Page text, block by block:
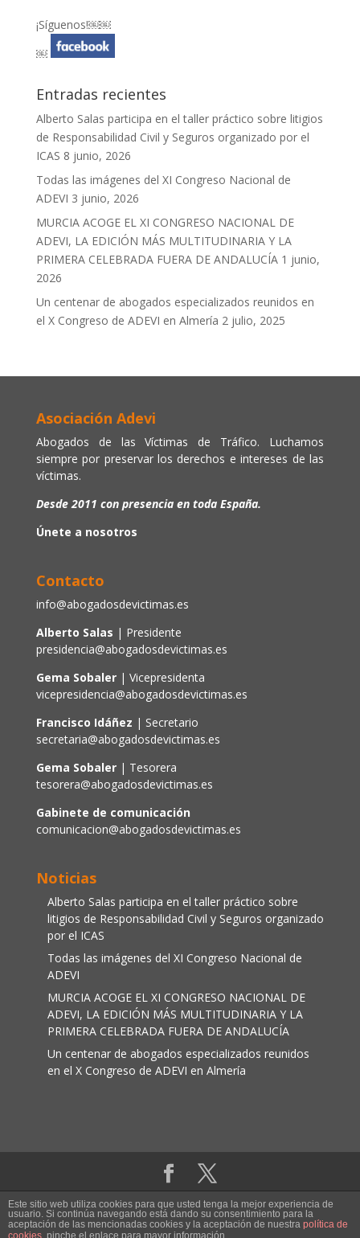
¡Síguenos!￼￼
￼
Entradas recientes
Alberto Salas participa en el taller práctico sobre litigios
de Responsabilidad Civil y Seguros organizado por el
ICAS 8 junio, 2026
Todas las imágenes del XI Congreso Nacional de
ADEVI 3 junio, 2026
MURCIA ACOGE EL XI CONGRESO NACIONAL DE
ADEVI, LA EDICIÓN MÁS MULTITUDINARIA Y LA
PRIMERA CELEBRADA FUERA DE ANDALUCÍA 1 junio,
2026
Un centenar de abogados especializados reunidos en
el X Congreso de ADEVI en Almería 2 julio, 2025
Asociación Adevi
Abogados de las Víctimas de Tráfico. Luchamos
siempre por preservar los derechos e intereses de las
víctimas.
Desde 2011 con presencia en toda España.
Únete a nosotros
Contacto
info@abogadosdevictimas.es
Alberto Salas | Presidente
presidencia@abogadosdevictimas.es
Gema Sobaler | Vicepresidenta
vicepresidencia@abogadosdevictimas.es
Francisco Idáñez | Secretario
secretaria@abogadosdevictimas.es
Gema Sobaler| Tesorera
tesorera@abogadosdevictimas.es
Gabinete de comunicación
comunicacion@abogadosdevictimas.es
Noticias
Alberto Salas participa en el taller práctico sobre
litigios de Responsabilidad Civil y Seguros organizado
por el ICAS
Todas las imágenes del XI Congreso Nacional de
ADEVI
MURCIA ACOGE EL XI CONGRESO NACIONAL DE
ADEVI, LA EDICIÓN MÁS MULTITUDINARIA Y LA
PRIMERA CELEBRADA FUERA DE ANDALUCÍA
Un centenar de abogados especializados reunidos
en el X Congreso de ADEVI en Almería
Aviso legal|Política de cookies
Este sitio web utiliza cookies para que usted tenga la mejor experiencia de
usuario. Si continúa navegando está dando su consentimiento para la
aceptación de las mencionadas cookies y la aceptación de nuestra política de
cookies , pinche el enlace para mayor información.